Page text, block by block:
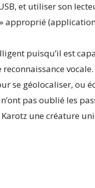
et utiliser son
approprié
puisqu’il est
se géolocaliser, ou
pas oublié les
une créature